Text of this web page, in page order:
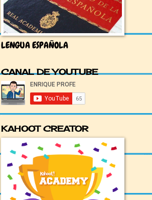
LENGUA ESPAÑOLA
CANAL DE YOUTUBE
KAHOOT CREATOR